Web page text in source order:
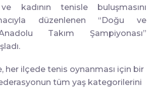
kadının tenisle buluşmasını
düzenlenen “Doğu ve
Takım Şampiyonası”
her ilçede tenis oynanması için bir
tüm yaş kategorilerini